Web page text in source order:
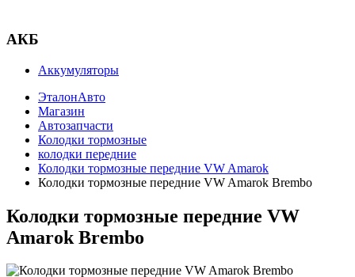
АКБ
Аккумуляторы
ЭталонАвто
Магазин
Автозапчасти
Колодки тормозные
колодки передние
Колодки тормозные передние VW Amarok
Колодки тормозные передние VW Amarok Brembo
Колодки тормозные передние VW
Amarok Brembo